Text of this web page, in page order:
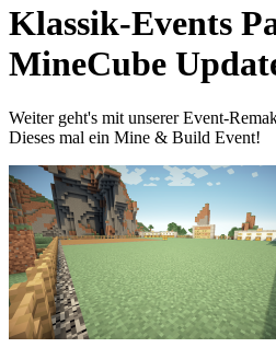
Klassik-Events
MineCube
Weiter geht's mit unserer Event-
Dieses mal ein Mine & Build Event!